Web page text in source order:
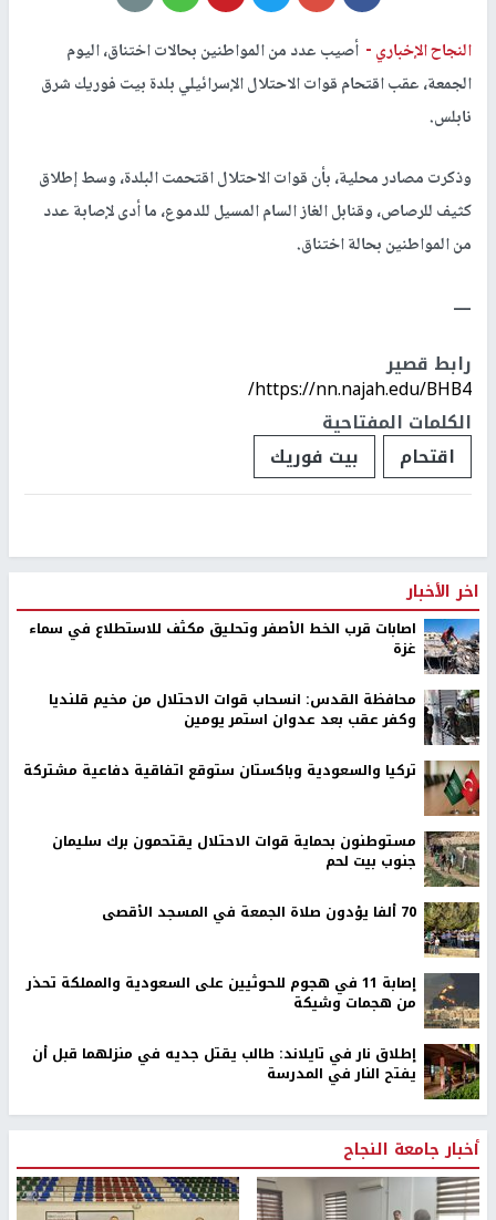
النجاح الإخباري - أصيب عدد من المواطنين بحالات اختناق، اليوم
الجمعة، عقب اقتحام قوات الاحتلال الإسرائيلي بلدة بيت فوريك شرق
نابلس.
وذكرت مصادر محلية، بأن قوات الاحتلال اقتحمت البلدة، وسط إطلاق
كثيف للرصاص، وقنابل الغاز السام المسيل للدموع، ما أدى لإصابة عدد
من المواطنين بحالة اختناق.
ــــ
رابط قصير
https://nn.najah.edu/BHB4/
الكلمات المفتاحية
اقتحام
بيت فوريك
اخر الأخبار
اصابات قرب الخط الأصفر وتحليق مكثف للاستطلاع في سماء
غزة
محافظة القدس: انسحاب قوات الاحتلال من مخيم قلنديا
وكفر عقب بعد عدوان استمر يومين
تركيا والسعودية وباكستان ستوقع اتفاقية دفاعية مشتركة
مستوطنون بحماية قوات الاحتلال يقتحمون برك سليمان
جنوب بيت لحم
70 ألفا يؤدون صلاة الجمعة في المسجد الأقصى
إصابة 11 في هجوم للحوثيين على السعودية والمملكة تحذر
من هجمات وشيكة
إطلاق نار في تايلاند: طالب يقتل جديه في منزلهما قبل أن
يفتح النار في المدرسة
أخبار جامعة النجاح